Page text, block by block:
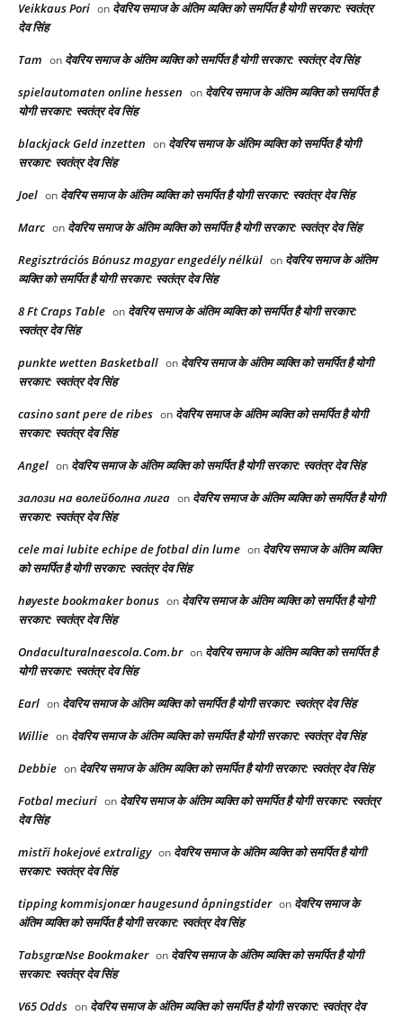
Veikkaus Pori on देवरिय समाज के अंतिम व्यक्ति को समर्पित है योगी सरकार: स्वतंत्र
देव सिंह
Tam on देवरिय समाज के अंतिम व्यक्ति को समर्पित है योगी सरकार: स्वतंत्र देव सिंह
spielautomaten online hessen on देवरिय समाज के अंतिम व्यक्ति को समर्पित है
योगी सरकार: स्वतंत्र देव सिंह
blackjack Geld inzetten on देवरिय समाज के अंतिम व्यक्ति को समर्पित है योगी
सरकार: स्वतंत्र देव सिंह
Joel on देवरिय समाज के अंतिम व्यक्ति को समर्पित है योगी सरकार: स्वतंत्र देव सिंह
Marc on देवरिय समाज के अंतिम व्यक्ति को समर्पित है योगी सरकार: स्वतंत्र देव सिंह
Regisztrációs Bónusz magyar engedély nélkül on देवरिय समाज के अंतिम
व्यक्ति को समर्पित है योगी सरकार: स्वतंत्र देव सिंह
8 Ft Craps Table on देवरिय समाज के अंतिम व्यक्ति को समर्पित है योगी सरकार:
स्वतंत्र देव सिंह
punkte wetten Basketball on देवरिय समाज के अंतिम व्यक्ति को समर्पित है योगी
सरकार: स्वतंत्र देव सिंह
casino sant pere de ribes on देवरिय समाज के अंतिम व्यक्ति को समर्पित है योगी
सरकार: स्वतंत्र देव सिंह
Angel on देवरिय समाज के अंतिम व्यक्ति को समर्पित है योगी सरकार: स्वतंत्र देव सिंह
залози на волейболна лига on देवरिय समाज के अंतिम व्यक्ति को समर्पित है योगी
सरकार: स्वतंत्र देव सिंह
cele mai Iubite echipe de fotbal din lume on देवरिय समाज के अंतिम व्यक्ति
को समर्पित है योगी सरकार: स्वतंत्र देव सिंह
høyeste bookmaker bonus on देवरिय समाज के अंतिम व्यक्ति को समर्पित है योगी
सरकार: स्वतंत्र देव सिंह
Ondaculturalnaescola.Com.br on देवरिय समाज के अंतिम व्यक्ति को समर्पित है
योगी सरकार: स्वतंत्र देव सिंह
Earl on देवरिय समाज के अंतिम व्यक्ति को समर्पित है योगी सरकार: स्वतंत्र देव सिंह
Willie on देवरिय समाज के अंतिम व्यक्ति को समर्पित है योगी सरकार: स्वतंत्र देव सिंह
Debbie on देवरिय समाज के अंतिम व्यक्ति को समर्पित है योगी सरकार: स्वतंत्र देव सिंह
Fotbal meciuri on देवरिय समाज के अंतिम व्यक्ति को समर्पित है योगी सरकार: स्वतंत्र
देव सिंह
mistři hokejové extraligy on देवरिय समाज के अंतिम व्यक्ति को समर्पित है योगी
सरकार: स्वतंत्र देव सिंह
tipping kommisjonær haugesund åpningstider on देवरिय समाज के
अंतिम व्यक्ति को समर्पित है योगी सरकार: स्वतंत्र देव सिंह
TabsgræNse Bookmaker on देवरिय समाज के अंतिम व्यक्ति को समर्पित है योगी
सरकार: स्वतंत्र देव सिंह
V65 Odds on देवरिय समाज के अंतिम व्यक्ति को समर्पित है योगी सरकार: स्वतंत्र देव